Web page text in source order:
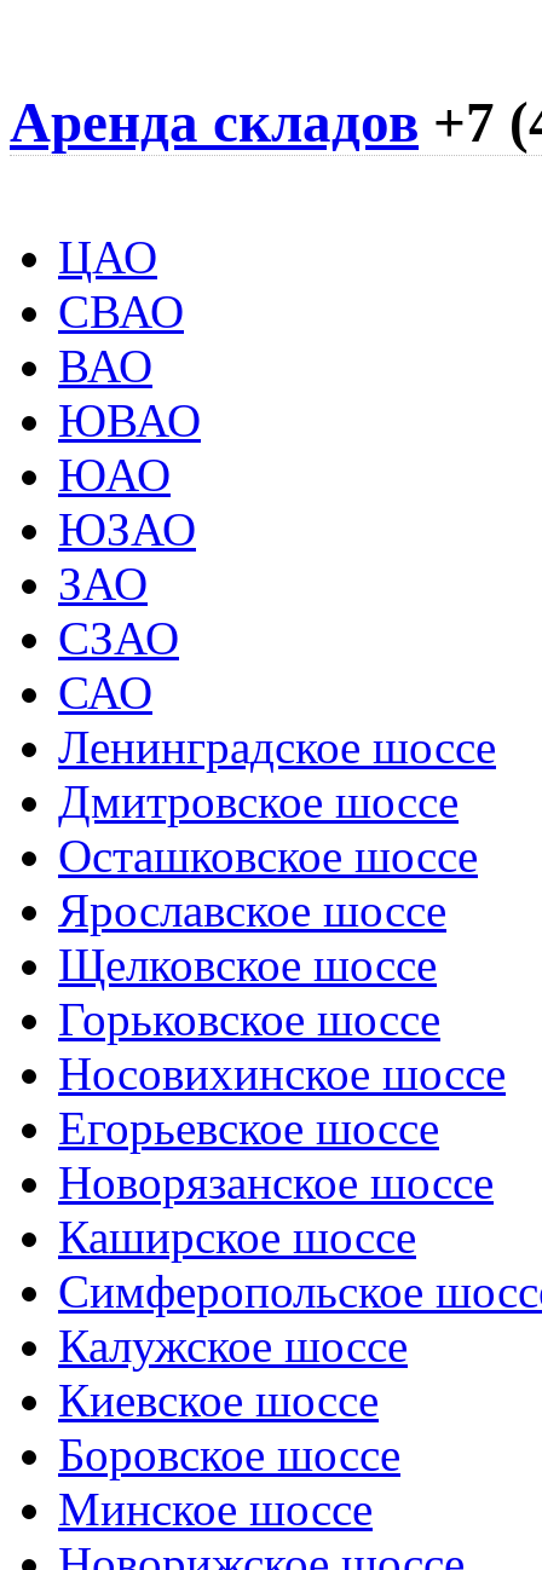
Аренда складов +7
ЦАО
СВАО
ВАО
ЮВАО
ЮАО
ЮЗАО
ЗАО
СЗАО
САО
Ленинградское шоссе
Дмитровское шоссе
Осташковское шоссе
Ярославское шоссе
Щелковское шоссе
Горьковское шоссе
Носовихинское шоссе
Егорьевское шоссе
Новорязанское шоссе
Каширское шоссе
Симферопольское
Калужское шоссе
Киевское шоссе
Боровское шоссе
Минское шоссе